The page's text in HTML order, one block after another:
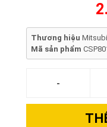
Thương hiệu
Mã sản phẩm